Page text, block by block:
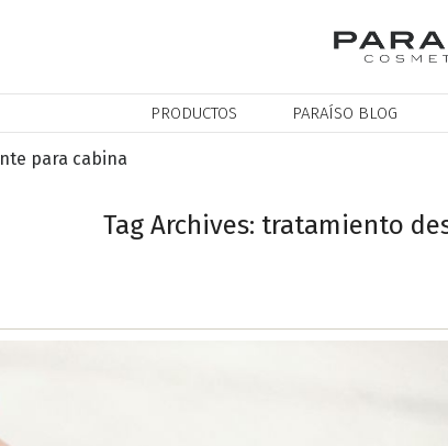
PRODUCTOS PARAÍSO BLOG
Tag Archives: tratamiento
para cabina